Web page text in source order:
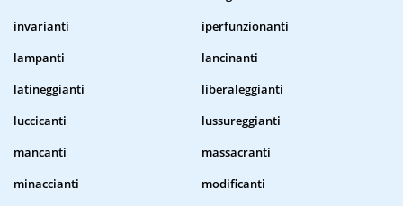
invarianti
iperfunzionanti
lampanti
lancinanti
latineggianti
liberaleggianti
luccicanti
lussureggianti
mancanti
massacranti
minaccianti
modificanti